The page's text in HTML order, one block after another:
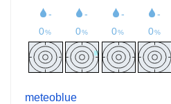
meteoblue